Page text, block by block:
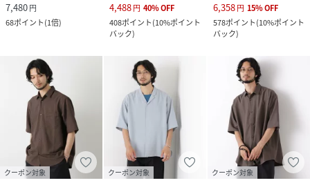
原産国 中国製
組成はコメント内をご確認ください
サイズ
クリーニング 洗濯機可、ドライクリーニング
品番
RR5172_668
668-6121206-115-20 RR5172
7,480円
68ポイント(1倍)
4,488円 40%OFF
408ポイント(10%ポイント
バック)
6,358円 15%OFF
578ポイント(10%ポイント
バック)
クーポン対象 クーポン対象 クーポン対象